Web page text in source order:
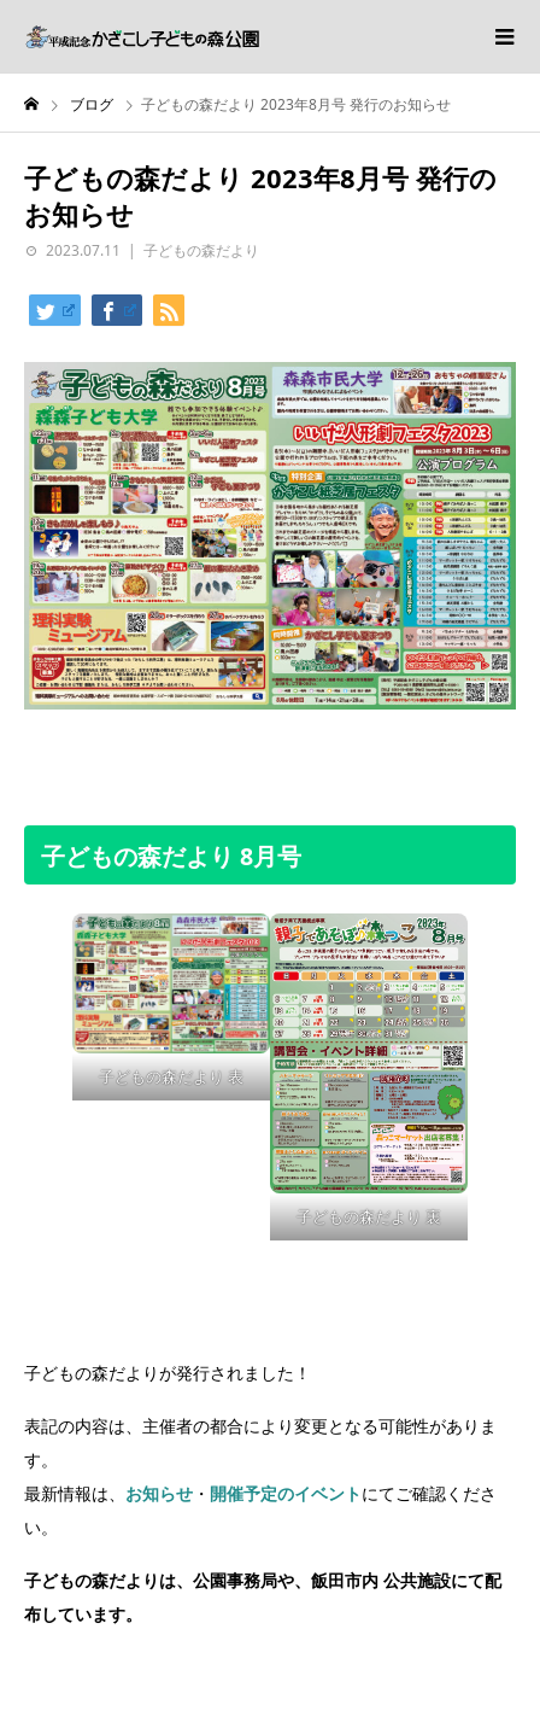
ブログ 子どもの森だより 2023年8月号 発行のお知らせ
子どもの森だより 2023年8月号 発行の
お知らせ
2023.07.11 子どもの森だより
子どもの森だより 8月号
子どもの森だより 表
子どもの森だより 裏
子どもの森だよりが発行されました！
表記の内容は、主催者の都合により変更となる可能性がありま
す。
最新情報は、 お知らせ ・ 開催予定のイベントにてご確認くださ
い。
子どもの森だよりは、公園事務局や、飯田市内 公共施設にて配
布しています。